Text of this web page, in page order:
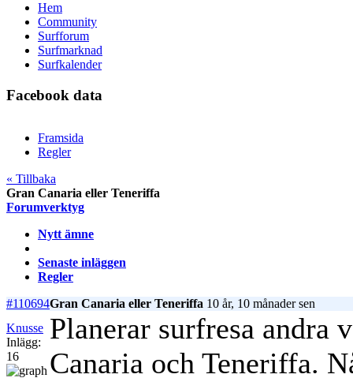
Hem
Community
Surfforum
Surfmarknad
Surfkalender
Facebook data
Framsida
Regler
« Tillbaka
Gran Canaria eller Teneriffa
Forumverktyg
Nytt ämne
Senaste inläggen
Regler
#110694Gran Canaria eller Teneriffa 10 år, 10 månader sen
Knusse
Inlägg:
16
Planerar surfresa andra
Canaria och Teneriffa.